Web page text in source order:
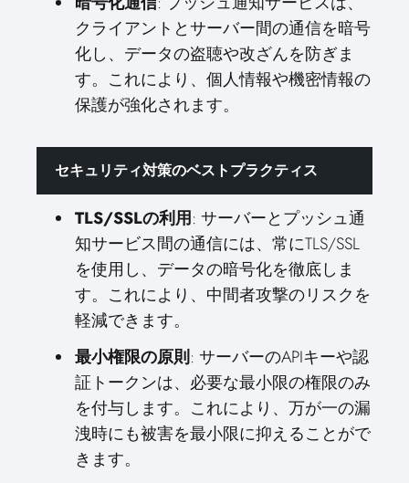
クライアントとサーバー間の通信を暗号
化し、データの盗聴や改ざんを防ぎま
す。これにより、個人情報や機密情報の
保護が強化されます。
セキュリティ対策のベストプラクティス
TLS/SSLの利用: サーバーとプッシュ通
知サービス間の通信には、常にTLS/SSL
を使用し、データの暗号化を徹底しま
す。これにより、中間者攻撃のリスクを
軽減できます。
最小権限の原則: サーバーのAPIキーや認
証トークンは、必要な最小限の権限のみ
を付与します。これにより、万が一の漏
洩時にも被害を最小限に抑えることがで
きます。